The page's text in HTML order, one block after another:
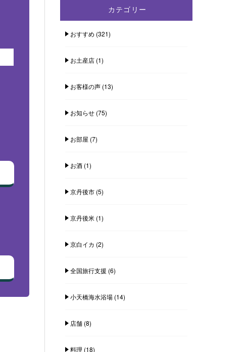
カテゴリー
おすすめ (321)
お土産店(1)
お客様の声(13)
お知らせ(75)
お部屋 (7)
お酒(1)
京丹後市(5)
京丹後米(1)
京白イカ (2)
全国旅行支援 (6)
小天橋海水浴場(14)
店舗(8)
料理 (18)